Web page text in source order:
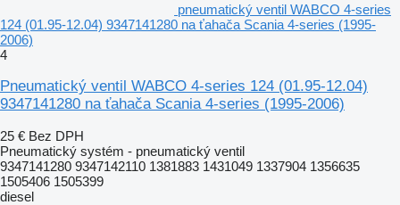
pneumatický ventil WABCO 4-series
124 (01.95-12.04) 9347141280 na ťahača Scania 4-series (1995-
2006)
4
Pneumatický ventil WABCO 4-series 124 (01.95-12.04)
9347141280 na ťahača Scania 4-series (1995-2006)
25 € Bez DPH
Pneumatický systém - pneumatický ventil
9347141280 9347142110 1381883 1431049 1337904 1356635
1505406 1505399
diesel